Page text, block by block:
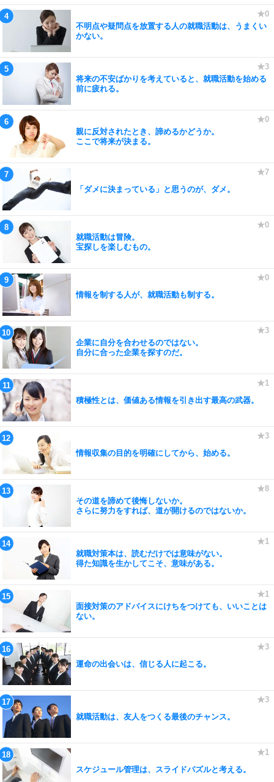
不明点や疑問点を放置する人の就職活動は、うまくい
かない。
将来の不安ばかりを考えていると、就職活動を始める
前に疲れる。
親に反対されたとき、諦めるかどうか。
ここで将来が決まる。
「ダメに決まっている」と思うのが、ダメ。
就職活動は冒険。
宝探しを楽しむもの。
情報を制する人が、就職活動も制する。
企業に自分を合わせるのではない。
自分に合った企業を探すのだ。
積極性とは、価値ある情報を引き出す最高の武器。
情報収集の目的を明確にしてから、始める。
その道を諦めて後悔しないか。
さらに努力をすれば、道が開けるのではないか。
就職対策本は、読むだけでは意味がない。
得た知識を生かしてこそ、意味がある。
面接対策のアドバイスにけちをつけても、いいことは
ない。
運命の出会いは、信じる人に起こる。
就職活動は、友人をつくる最後のチャンス。
スケジュール管理は、スライドパズルと考える。